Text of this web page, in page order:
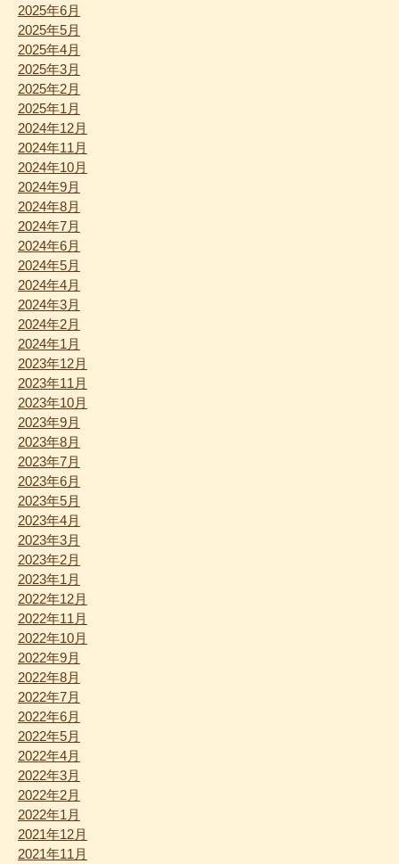
2025年6月
2025年5月
2025年4月
2025年3月
2025年2月
2025年1月
2024年12月
2024年11月
2024年10月
2024年9月
2024年8月
2024年7月
2024年6月
2024年5月
2024年4月
2024年3月
2024年2月
2024年1月
2023年12月
2023年11月
2023年10月
2023年9月
2023年8月
2023年7月
2023年6月
2023年5月
2023年4月
2023年3月
2023年2月
2023年1月
2022年12月
2022年11月
2022年10月
2022年9月
2022年8月
2022年7月
2022年6月
2022年5月
2022年4月
2022年3月
2022年2月
2022年1月
2021年12月
2021年11月